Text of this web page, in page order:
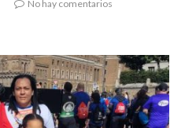
No hay comentarios